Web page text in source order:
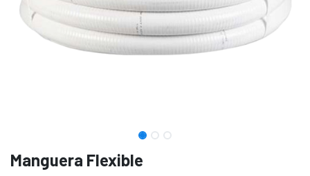
Manguera Flexible